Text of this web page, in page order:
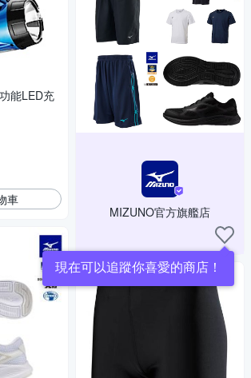
能LED充
車
MIZUNO官方旗艦店
現在可以追蹤你喜愛的商店！